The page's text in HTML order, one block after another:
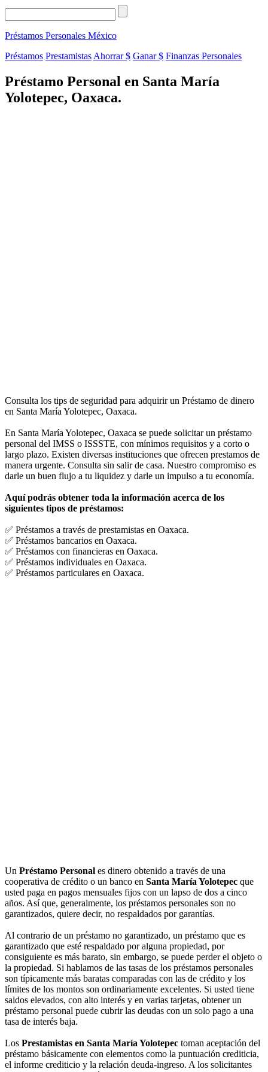
Préstamos Personales México
Préstamos Prestamistas Ahorrar $ Ganar $ Finanzas Personales
Préstamo Personal en Santa María
Yolotepec, Oaxaca.
Consulta los tips de seguridad para adquirir un Préstamo de dinero
en Santa María Yolotepec, Oaxaca.
En Santa María Yolotepec, Oaxaca se puede solicitar un préstamo
personal del IMSS o ISSSTE, con mínimos requisitos y a corto o
largo plazo. Existen diversas instituciones que ofrecen prestamos de
manera urgente. Consulta sin salir de casa. Nuestro compromiso es
darle un buen flujo a tu liquidez y darle un impulso a tu economía.
Aquí podrás obtener toda la información acerca de los
siguientes tipos de préstamos:
✅ Préstamos a través de prestamistas en Oaxaca.
✅ Préstamos bancarios en Oaxaca.
✅ Préstamos con financieras en Oaxaca.
✅ Préstamos individuales en Oaxaca.
✅ Préstamos particulares en Oaxaca.
Un Préstamo Personal es dinero obtenido a través de una
cooperativa de crédito o un banco en Santa María Yolotepec que
usted paga en pagos mensuales fijos con un lapso de dos a cinco
años. Así que, generalmente, los préstamos personales son no
garantizados, quiere decir, no respaldados por garantías.
Al contrario de un préstamo no garantizado, un préstamo que es
garantizado que esté respaldado por alguna propiedad, por
consiguiente es más barato, sin embargo, se puede perder el objeto o
la propiedad. Si hablamos de las tasas de los préstamos personales
son típicamente más baratas comparadas con las de crédito y los
límites de los montos son ordinariamente excelentes. Si usted tiene
saldos elevados, con alto interés y en varias tarjetas, obtener un
préstamo personal puede cubrir las deudas con un solo pago a una
tasa de interés baja.
Los Prestamistas en Santa María Yolotepec toman aceptación del
préstamo básicamente con elementos como la puntuación crediticia,
el informe crediticio y la relación deuda-ingreso. A los solicitantes